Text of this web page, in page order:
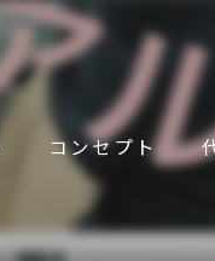
コンセプト